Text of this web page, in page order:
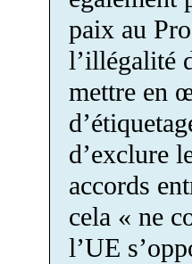
paix au
l’illégalité
mettre en
d’exclure
accords
cela « ne
l’UE